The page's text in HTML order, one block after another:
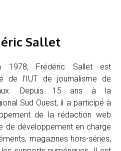
Sallet
1978, Frédéric Sallet est
de l’IUT de journalisme de
Depuis 15 ans à la
Sud Ouest, il a participé à
de la rédaction web
de développement en charge
magazines hors-séries,